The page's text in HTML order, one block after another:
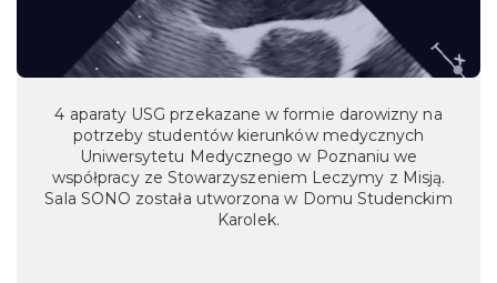
4 aparaty USG przekazane w formie darowizny na
potrzeby studentów kierunków medycznych
Uniwersytetu Medycznego w Poznaniu we
współpracy ze Stowarzyszeniem Leczymy z Misją.
Sala SONO została utworzona w Domu Studenckim
Karolek.